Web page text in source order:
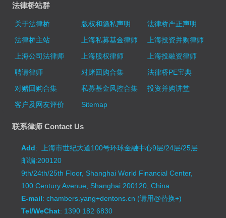
法律桥站群
关于法律桥 版权和隐私声明
法律桥严正声明
法律桥主站
上海私募基金律师
上海投资并购律师
上海公司法律师
上海股权律师
上海投融资律师
聘请律师
对赌回购合集
法律桥PE宝典
对赌回购合集
私募基金风控合集
投资并购讲堂
客户及网友评价
Sitemap
联系律师 Contact Us
Add: 上海市世纪大道100号环球金融中心9层/24层/25层
邮编:200120
9th/24th/25th Floor, Shanghai World Financial Center,
100 Century Avenue, Shanghai 200120, China
E-mail: chambers.yang+dentons.cn (请用@替换+)
Tel/WeChat: 1390 182 6830